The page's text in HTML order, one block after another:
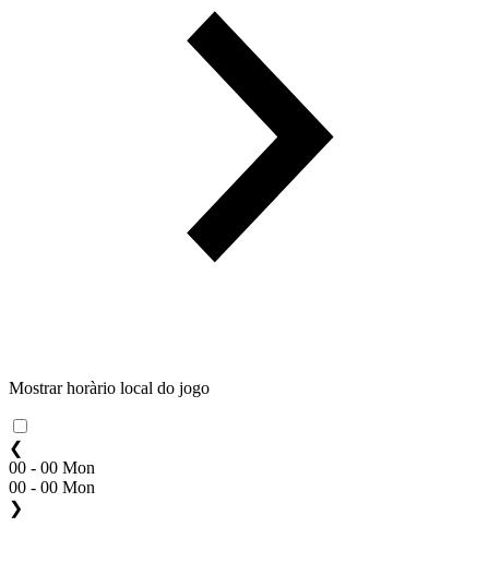
Mostrar horàrio local do jogo
❮
00 - 00 Mon
00 - 00 Mon
❯